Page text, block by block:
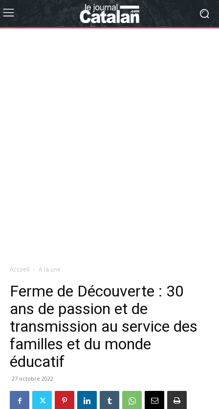
Accueil A la une
Ferme de Découverte : 30
ans de passion et de
transmission au service des
familles et du monde
éducatif
27 octobre 2022